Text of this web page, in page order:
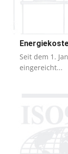
Seit dem 1.
eingereicht...